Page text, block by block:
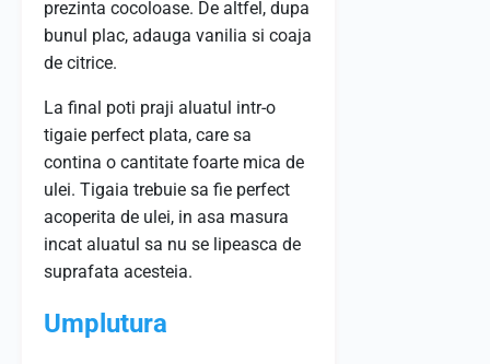
prezinta cocoloase. De altfel, dupa
bunul plac, adauga vanilia si coaja
de citrice.
La final poti praji aluatul intr-o
tigaie perfect plata, care sa
contina o cantitate foarte mica de
ulei. Tigaia trebuie sa fie perfect
acoperita de ulei, in asa masura
incat aluatul sa nu se lipeasca de
suprafata acesteia.
Umplutura